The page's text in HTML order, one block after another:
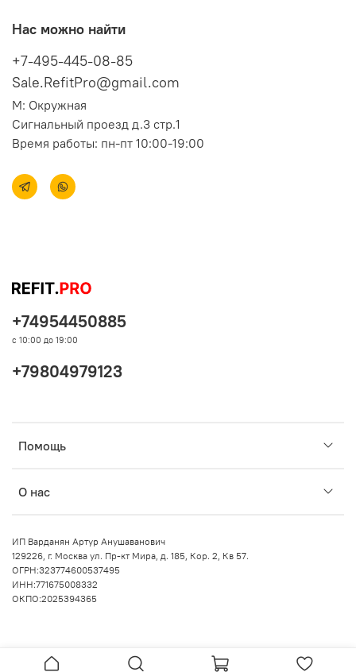
Нас можно найти
+7-495-445-08-85
Sale.RefitPro@gmail.com
М: Окружная
Сигнальный проезд д.3 стр.1
Время работы: пн-пт 10:00-19:00
Помощь
О нас
+74954450885
с 10:00 до 19:00
+79804979123
ИП Варданян Артур Анушаванович
129226, г. Москва ул. Пр-кт Мира, д. 185, Кор. 2, Кв 57.
ОГРН:323774600537495
ИНН:771675008332
ОКПО:2025394365